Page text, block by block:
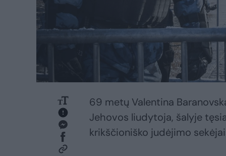
69 metų Valentina
Jehovos liudytoja, šalyje
krikščioniško judėjimo